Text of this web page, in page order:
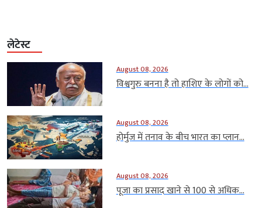
लेटेस्ट
August 08, 2026
विश्वगुरु बनना है तो हाशिए के लोगों को...
August 08, 2026
होर्मुज में तनाव के बीच भारत का प्लान...
August 08, 2026
पूजा का प्रसाद खाने से 100 से अधिक...